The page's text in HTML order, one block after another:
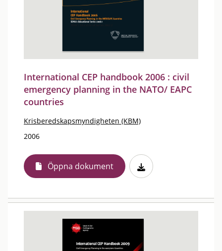
International CEP handbook 2006 : civil
emergency planning in the NATO/ EAPC
countries
Krisberedskapsmyndigheten (KBM)
2006
Öppna dokument